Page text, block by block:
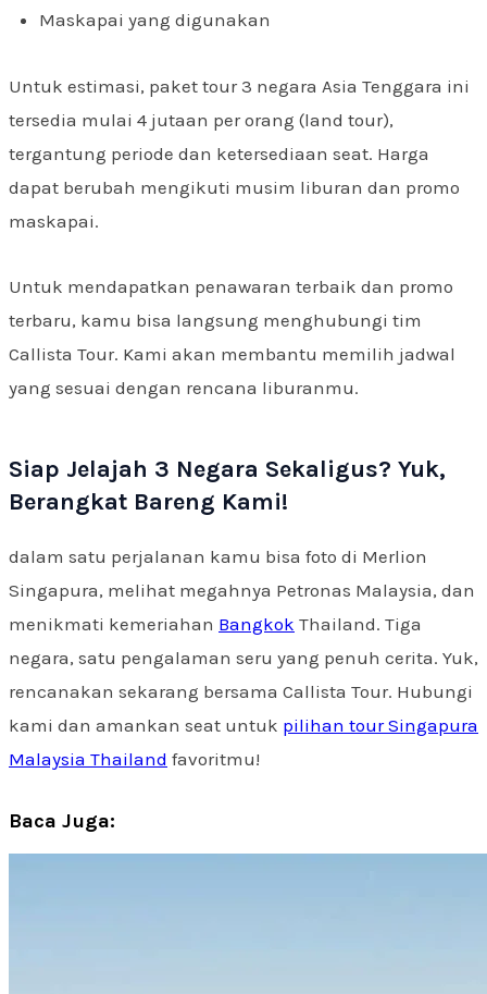
Maskapai yang digunakan
Untuk estimasi, paket tour 3 negara Asia Tenggara ini
tersedia mulai 4 jutaan per orang (land tour),
tergantung periode dan ketersediaan seat. Harga
dapat berubah mengikuti musim liburan dan promo
maskapai.
Untuk mendapatkan penawaran terbaik dan promo
terbaru, kamu bisa langsung menghubungi tim
Callista Tour. Kami akan membantu memilih jadwal
yang sesuai dengan rencana liburanmu.
Siap Jelajah 3 Negara Sekaligus? Yuk,
Berangkat Bareng Kami!
dalam satu perjalanan kamu bisa foto di Merlion
Singapura, melihat megahnya Petronas Malaysia, dan
menikmati kemeriahan Bangkok Thailand. Tiga
negara, satu pengalaman seru yang penuh cerita. Yuk,
rencanakan sekarang bersama Callista Tour. Hubungi
kami dan amankan seat untuk pilihan tour Singapura
Malaysia Thailand favoritmu!
Baca Juga: